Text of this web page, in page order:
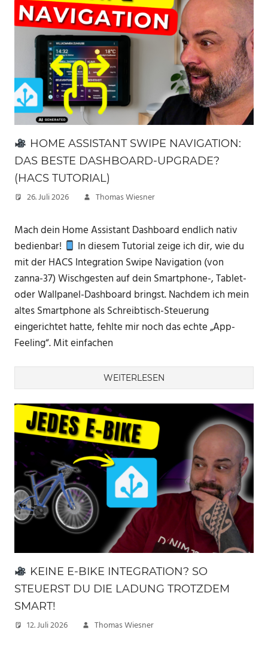
HOME ASSISTANT SWIPE NAVIGATION:
DAS BESTE DASHBOARD-UPGRADE?
(HACS TUTORIAL)
26. Juli 2026 Thomas Wiesner
Mach dein Home Assistant Dashboard endlich nativ
bedienbar!
In diesem Tutorial zeige ich dir, wie du
mit der HACS Integration Swipe Navigation (von
zanna-37) Wischgesten auf dein Smartphone-, Tablet-
oder Wallpanel-Dashboard bringst. Nachdem ich mein
altes Smartphone als Schreibtisch-Steuerung
eingerichtet hatte, fehlte mir noch das echte „App-
Feeling“. Mit einfachen
WEITERLESEN
KEINE E-BIKE INTEGRATION? SO
STEUERST DU DIE LADUNG TROTZDEM
SMART!
12. Juli 2026 Thomas Wiesner